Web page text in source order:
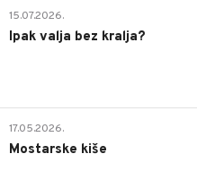
15.07.2026.
Ipak valja bez kralja?
17.05.2026.
Mostarske kiše